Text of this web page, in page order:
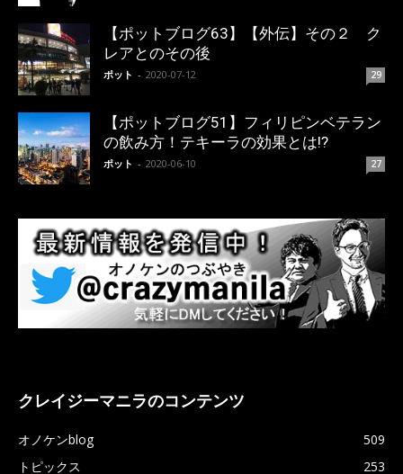
【ポットブログ63】【外伝】その２ ク
レアとのその後
ポット - 2020-07-12 29
【ポットブログ51】フィリピンベテラン
の飲み方！テキーラの効果とは!?
ポット - 2020-06-10 27
クレイジーマニラのコンテンツ
オノケンblog
509
トピックス
253